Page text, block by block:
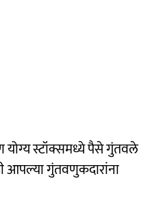
स्टॉक्समध्ये पैसे गुंतवले
आपल्या गुंतवणुकदारांना